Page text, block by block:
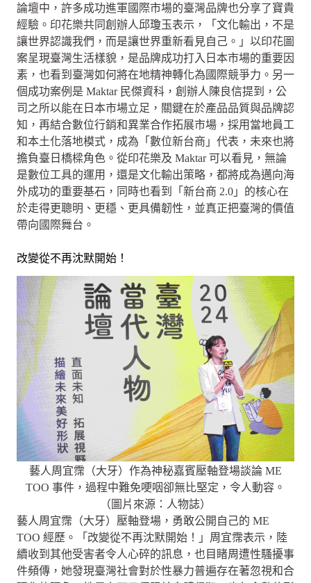
論壇中，許多成功進軍國際市場的臺灣品牌也分享了寶貴
經驗。印花樂共同創辦人邱瓊玉表示，「文化輸出，不是
讓世界認識我們，而是讓世界重新看見自己。」以印花圖
案呈現臺灣生活樣貌，是品牌成功打入日本市場的重要因
素，也看到臺灣如何將在地精神轉化為國際競爭力。另一
個成功案例是 Maktar 民傑資科，創辦人陳良信提到，公
司之所以能在日本市場立足，關鍵在於產品品質與品牌認
知，再結合數位行銷和異業合作拓展市場，採用當地員工
和本土化落地模式，成為「數位新台商」代表，未來也將
擔負臺日橋樑角色。從印花樂及 Maktar 可以看見，無論
是數位工具的運用，還是文化輸出策略，都將成為邁向海
外成功的重要基石，同時也看到「新台商 2.0」的核心在
於走得更聰明、更穩、更具備韌性，並真正把臺灣的價值
帶向國際舞台。
改變從不再沈默開始！
藝人周宜霈（大牙）作為神秘嘉賓壓軸登場談論 ME
TOO 事件，過程中難免哽咽卻無比堅定，令人動容。
（圖片來源：人物誌）
藝人周宜霈（大牙）壓軸登場，勇敢公開自己的 ME
TOO 經歷。「改變從不再沈默開始！」周宜霈表示，陸
續收到其他受害者令人心碎的訊息，也目睹周遭性騷擾事
件頻傳，她發現臺灣社會對於性暴力普遍存在著忽視和合